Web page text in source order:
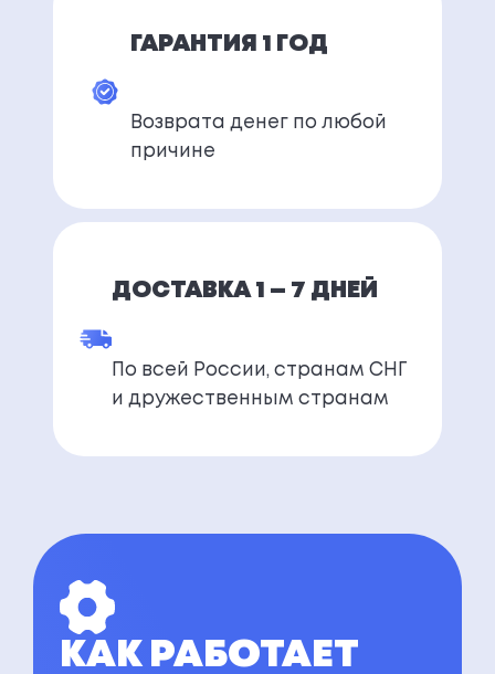
ГАРАНТИЯ 1 ГОД
Возврата денег по любой
причине
ДОСТАВКА 1 — 7 ДНЕЙ
По всей России, странам СНГ
и дружественным странам
КАК РАБОТАЕТ